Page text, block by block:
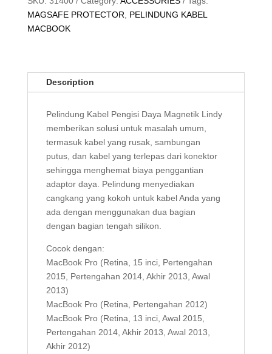
MAGSAFE PROTECTOR
PELINDUNG KABEL
MACBOOK
Description
Pelindung Kabel Pengisi Daya Magnetik Lindy
memberikan solusi untuk masalah umum,
termasuk kabel yang rusak, sambungan
putus, dan kabel yang terlepas dari konektor
sehingga menghemat biaya penggantian
adaptor daya. Pelindung menyediakan
cangkang yang kokoh untuk kabel Anda yang
ada dengan menggunakan dua bagian
dengan bagian tengah silikon.
Cocok dengan:
MacBook Pro (Retina, 15 inci, Pertengahan
2015, Pertengahan 2014, Akhir 2013, Awal
2013)
MacBook Pro (Retina, Pertengahan 2012)
MacBook Pro (Retina, 13 inci, Awal 2015,
Pertengahan 2014, Akhir 2013, Awal 2013,
Akhir 2012)